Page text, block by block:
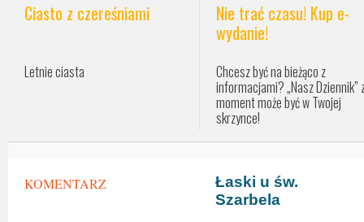
Ciasto z czereśniami
Letnie ciasta
Nie trać czasu! Kup e-
wydanie!
Chcesz być na bieżąco z
informacjami? „Nasz Dziennik”
moment może być w Twojej
skrzynce!
KOMENTARZ
Łaski u św.
Szarbela